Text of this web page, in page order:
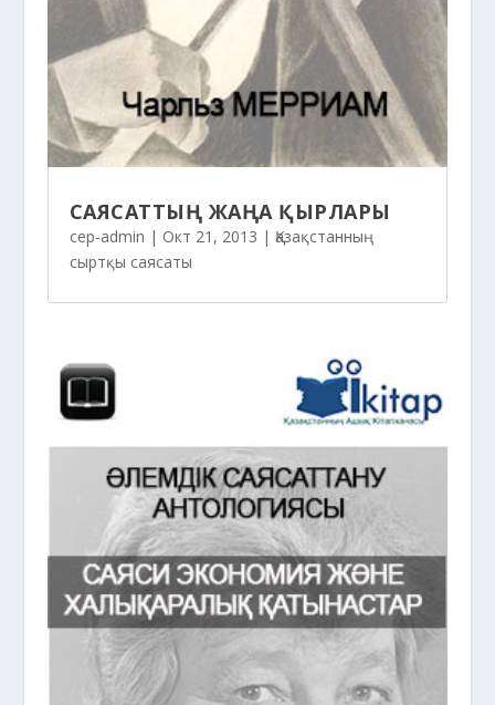
САЯСАТТЫҢ ЖАҢА ҚЫРЛАРЫ
cep-admin | Окт 21, 2013 | Қазақстанның
сыртқы саясаты